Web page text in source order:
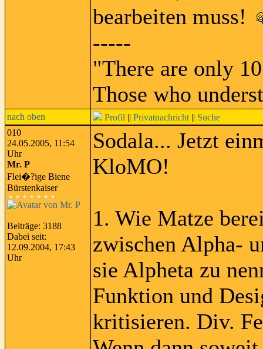
bearbeiten muss!
-----
"There are only
Those who
nach oben Profil || Privatnachricht || Suche
010
24.05.2005, 11:54
Uhr
Mr. P
Flei�?ige Biene
Bürstenkaiser
Beiträge: 3188
Dabei seit:
12.09.2004, 17:43
Uhr
Sodala... Jetzt
KloMO!
1. Wie Matze
zwischen Alpha-
sie Alpheta zu
Funktion und
kritisieren. Div.